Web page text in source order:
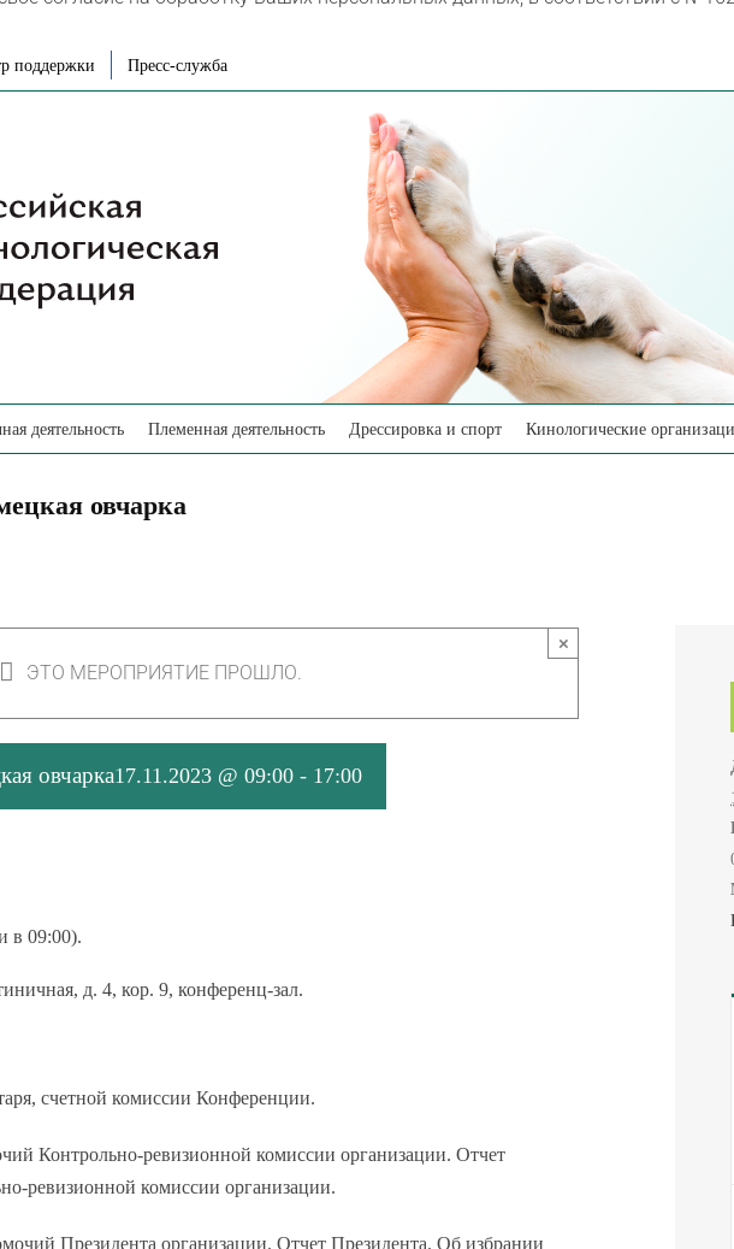
поддержки Пресс-служба
деятельность Племенная деятельность Дрессировка и спорт Кинологические
овчарка
ЭТО МЕРОПРИЯТИЕ ПРОШЛО.
×
овчарка17.11.2023 @ 09:00- 17:00
в 09:00).
д. 4, кор. 9, конференц-зал.
счетной комиссии Конференции.
Контрольно-ревизионной комиссии организации. Отчет
ревизионной комиссии организации.
Президента организации. Отчет Президента. Об избрании